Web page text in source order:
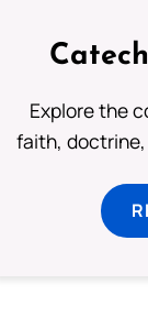
Explore the
faith, doctrine,